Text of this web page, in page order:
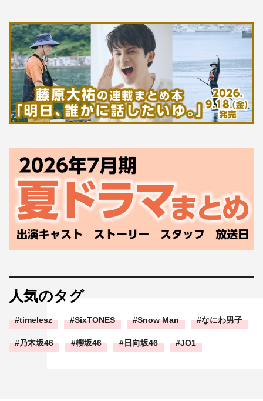
人気のタグ
timelesz SixTONES Snow Man なにわ男子
乃木坂46 櫻坂46 日向坂46 JO1